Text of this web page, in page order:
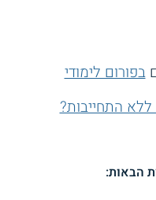
בפורום לימודי
ללא התחייבות?
הבאות: